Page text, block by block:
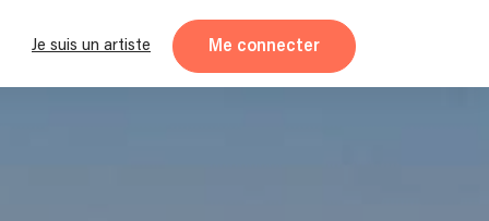
Je suis un artiste Me connecter